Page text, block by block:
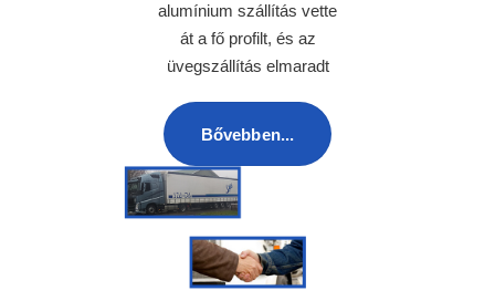
alumínium szállítás vette
át a fő profilt, és az
üvegszállítás elmaradt
Bővebben...